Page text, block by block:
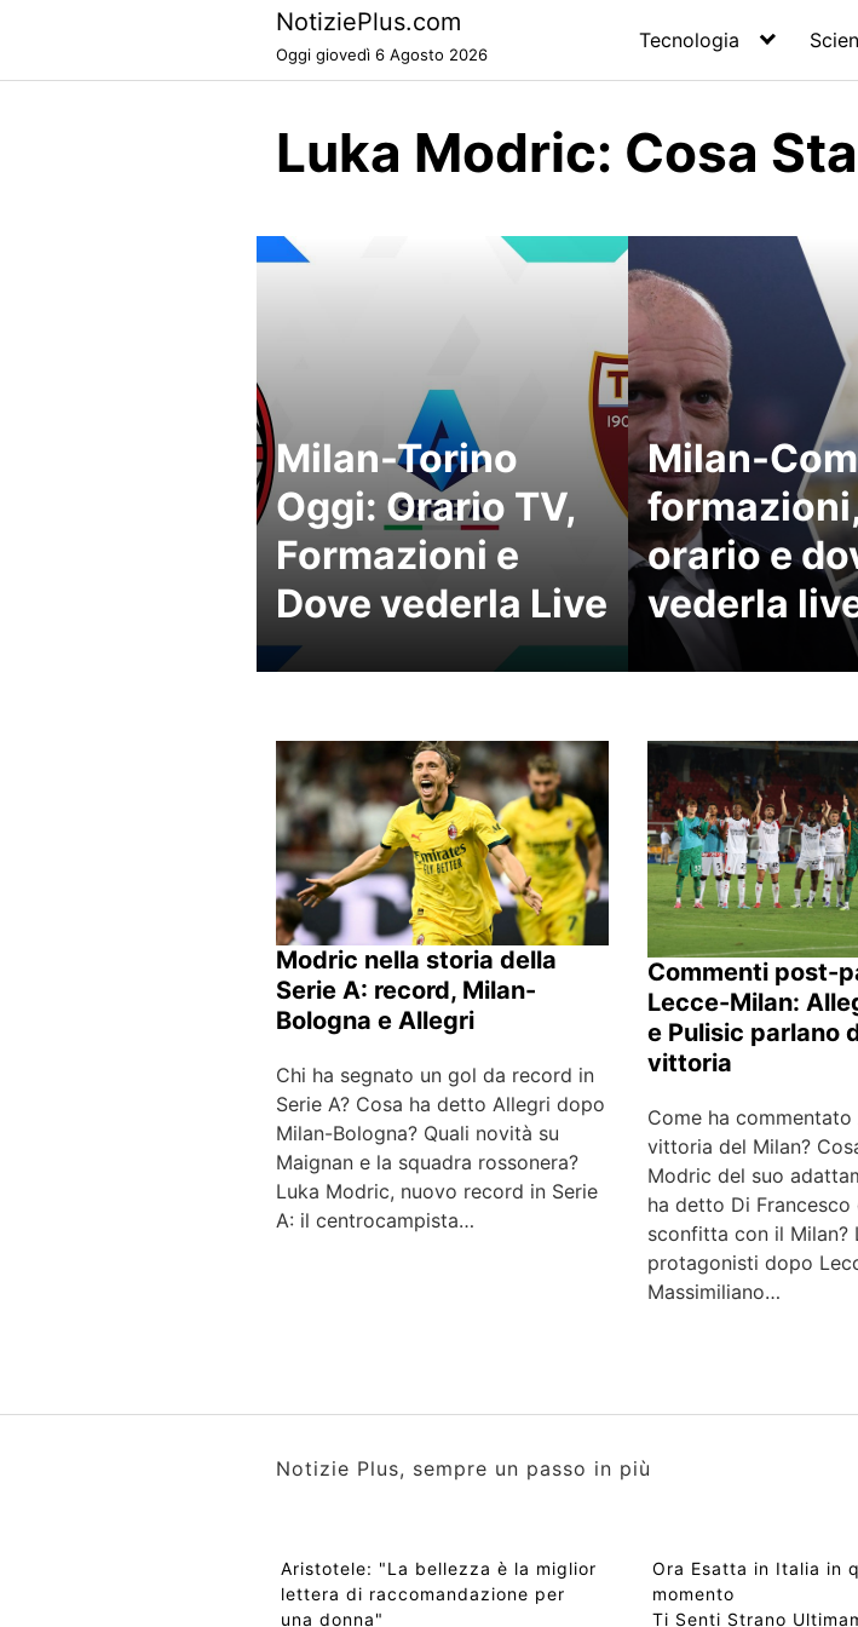
NotiziePlus.com
Oggi giovedì 6 Agosto 2026
Tecnologia
Luka Modric: Cosa
Milan-Torino
Oggi: Orario TV,
Formazioni e
Dove vederla Live
Milan-
orario e
vederla
Modric nella storia della
Serie A: record, Milan-
Bologna e Allegri
Chi ha segnato un gol da record in
Serie A? Cosa ha detto Allegri dopo
Milan-Bologna? Quali novità su
Maignan e la squadra rossonera?
Luka Modric, nuovo record in Serie
A: il centrocampista…
Commenti post-
Lecce-Milan:
e Pulisic parlano
vittoria
Come ha commentato
vittoria del Milan?
Modric del suo
ha detto Di Francesco
sconfitta con il Milan?
protagonisti dopo
Massimiliano…
Notizie Plus, sempre un passo in più
Aristotele: "La bellezza è la miglior
lettera di raccomandazione per
una donna"
Ora Esatta in Italia in
momento
Ti Senti Strano